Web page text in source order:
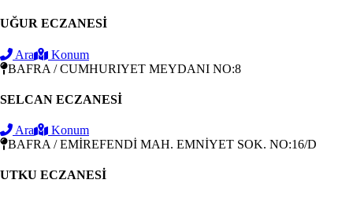
UĞUR ECZANESİ
Ara
Konum
BAFRA / CUMHURIYET MEYDANI NO:8
SELCAN ECZANESİ
Ara
Konum
BAFRA / EMİREFENDİ MAH. EMNİYET SOK. NO:16/D
UTKU ECZANESİ